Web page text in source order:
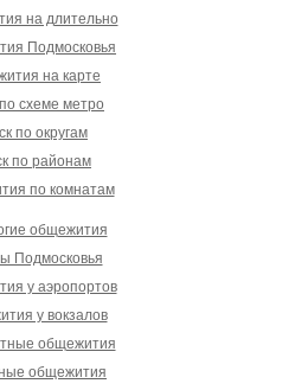
на длительно
Подмосковья
на карте
схеме метро
по округам
по районам
по комнатам
общежития
Подмосковья
у аэропортов
у вокзалов
общежития
общежития